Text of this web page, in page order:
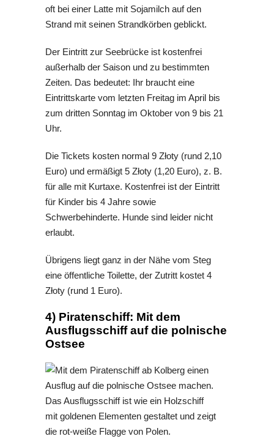
oft bei einer Latte mit Sojamilch auf den
Strand mit seinen Strandkörben geblickt.
Der Eintritt zur Seebrücke ist kostenfrei
außerhalb der Saison und zu bestimmten
Zeiten. Das bedeutet: Ihr braucht eine
Eintrittskarte vom letzten Freitag im April bis
zum dritten Sonntag im Oktober von 9 bis 21
Uhr.
Die Tickets kosten normal 9 Złoty (rund 2,10
Euro) und ermäßigt 5 Złoty (1,20 Euro), z. B.
für alle mit Kurtaxe. Kostenfrei ist der Eintritt
für Kinder bis 4 Jahre sowie
Schwerbehinderte. Hunde sind leider nicht
erlaubt.
Übrigens liegt ganz in der Nähe vom Steg
eine öffentliche Toilette, der Zutritt kostet 4
Złoty (rund 1 Euro).
4) Piratenschiff: Mit dem
Ausflugsschiff auf die polnische
Ostsee